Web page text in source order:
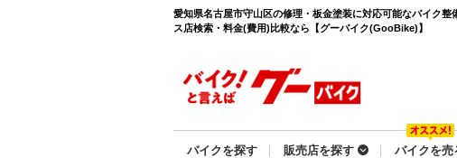
愛知県名古屋市守山区の修理・板金塗装に対応可能なバイク整
ス店検索・料金(費用)比較なら【グーバイク(GooBike)】
バイクを探す 販売店を探す バイクを売